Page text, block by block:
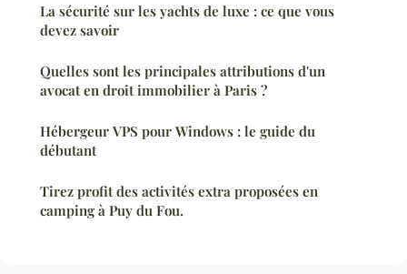
La sécurité sur les yachts de luxe : ce que vous
devez savoir
Quelles sont les principales attributions d'un
avocat en droit immobilier à Paris ?
Hébergeur VPS pour Windows : le guide du
débutant
Tirez profit des activités extra proposées en
camping à Puy du Fou.